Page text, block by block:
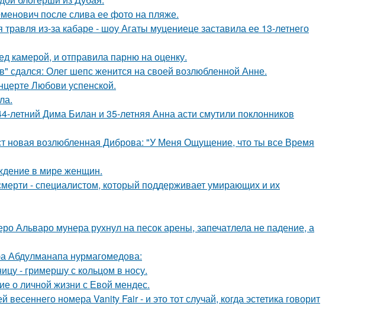
после слива ее фото на пляже.
из-за кабаре - шоу Агаты муцениеце заставила ее 13-летнего
камерой, и отправила парню на оценку.
сдался: Олег шепс женится на своей возлюбленной Анне.
Любови успенской.
Дима Билан и 35-летняя Анна асти смутили поклонников
новая возлюбленная Диброва: "У Меня Ощущение, что ты все Время
в мире женщин.
- специалистом, который поддерживает умирающих и их
Альваро мунера рухнул на песок арены, запечатлела не падение, а
Абдулманапа нурмагомедова:
- гримершу с кольцом в носу.
о личной жизни с Евой мендес.
номера Vanity Fair - и это тот случай, когда эстетика говорит